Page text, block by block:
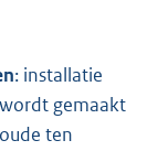
: installatie
gemaakt
ten